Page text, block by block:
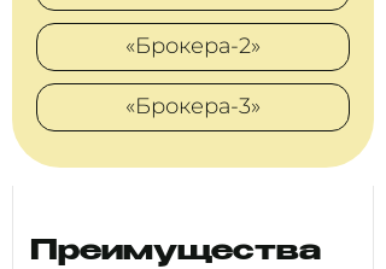
«Брокера-2»
«Брокера-3»
Преимущества